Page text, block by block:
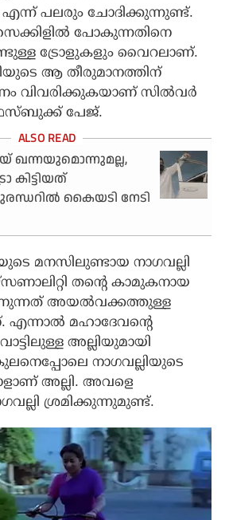
പലരും ചോദിക്കുന്നുണ്ട്.
പോകുന്നതിനെ
ട്രോളുകളും വൈറലാണ്.
ആ തീരുമാനത്തിന്
വിവരിക്കുകയാണ് സില്‍വര്‍
പേജ്.
ഖന്നയുമൊന്നുമല്ല,
കിട്ടിയത്
കൈയടി നേടി
മനസിലുണ്ടായ നാഗവല്ലി
തന്റെ കാമുകനായ
അയല്‍വക്കത്തുള്ള
എന്നാല്‍ മഹാദേവന്റെ
അല്ലിയുമായി
നാഗവല്ലിയുടെ
അല്ലി. അവളെ
ശ്രമിക്കുന്നുമുണ്ട്.